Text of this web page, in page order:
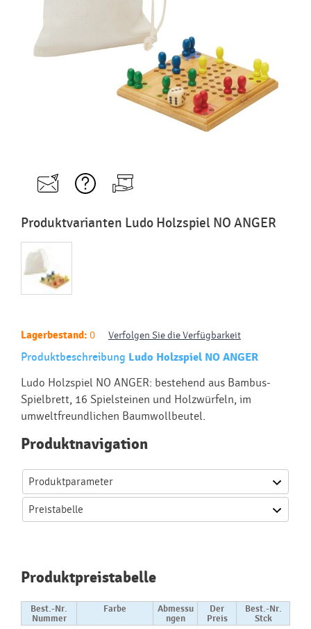
Produktvarianten Ludo Holzspiel NO ANGER
Lagerbestand: 0 Verfolgen Sie die Verfügbarkeit
Produktbeschreibung Ludo Holzspiel NO ANGER
Ludo Holzspiel NO ANGER: bestehend aus Bambus-
Spielbrett, 16 Spielsteinen und Holzwürfeln, im
umweltfreundlichen Baumwollbeutel.
Produktnavigation
Produktparameter
Preistabelle
Produktpreistabelle
Best.-Nr.
Nummer
Farbe
Abmessu
ngen
Der
Preis
Best.-Nr.
Stck